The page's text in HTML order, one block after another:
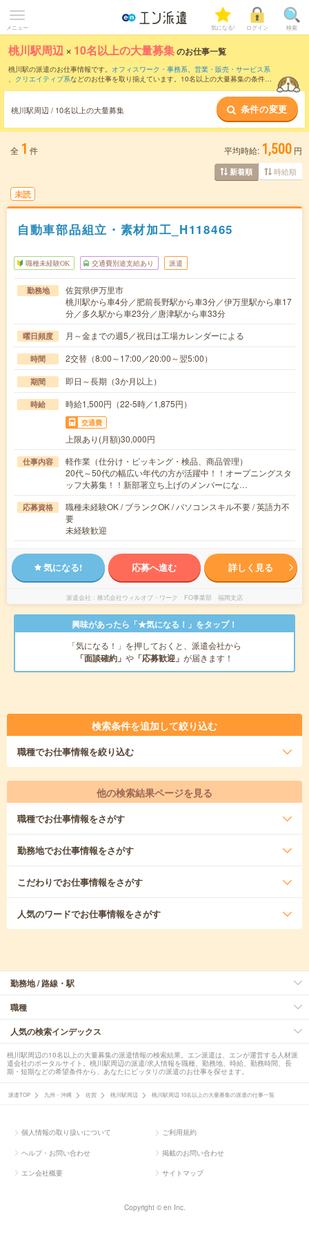
メニュー 気になる! ログイン 検索
桃川駅周辺 × 10名以上の大量募集のお仕事一覧
桃川駅の派遣のお仕事情報です。 オフィスワーク・事務系、 営業・販売・サービス系
、 クリエイティブ系などのお仕事を取り揃えています。10名以上の大量募集の条件の
桃川駅周辺 / 10名以上の大量募集 条件の変更
全 1 件 平均時給: 1,500 円
新着順 時給順
未読
自動車部品組立・素材加工_H118465
職種未経験OK 交通費別途支給あり 派遣
勤務地
佐賀県伊万里市
桃川駅から車4分／肥前長野駅から車3分／伊万里駅から車17
分／多久駅から車23分／唐津駅から車33分
曜日頻度 月～金までの週5／祝日は工場カレンダーによる
時間 2交替（8:00～17:00／20:00～翌5:00）
期間 即日～長期（3か月以上）
時給 時給1,500円（22-5時／1,875円）
交通費
上限あり(月額)30,000円
仕事内容
軽作業（仕分け・ピッキング・検品、商品管理）
20代～50代の幅広い年代の方が活躍中！！オープニングスタ
ッフ大募集！！新部署立ち上げのメンバーにな…
応募資格
職種未経験OK / ブランクOK / パソコンスキル不要 / 英語力不
要
未経験歓迎
気になる! 応募へ進む 詳しく見る
派遣会社 株式会社ウィルオブ・ワーク FO事業部 福岡支店
興味があったら「★気になる！」をタップ！
「気になる！」を押しておくと、派遣会社から
「面談確約」 や 「応募歓迎」 が届きます！
検索条件を追加して絞り込む
職種でお仕事情報を絞り込む
他の検索結果ページを見る
職種でお仕事情報をさがす
勤務地でお仕事情報をさがす
こだわりでお仕事情報をさがす
人気のワードでお仕事情報をさがす
勤務地 / 路線・駅
職種
人気の検索インデックス
桃川駅周辺の10名以上の大量募集の派遣情報の検索結果。エン派遣は、エンが運営する人材派
遣会社のポータルサイト。桃川駅周辺の派遣/求人情報を職種、勤務地、時給、勤務時間、長
期・短期などの希望条件から、あなたにピッタリの派遣のお仕事を探せます。
派遣TOP 九州・沖縄 佐賀 桃川駅周辺 桃川駅周辺 10名以上の大量募集の派遣の仕事一覧
個人情報の取り扱いについて ご利用規約
ヘルプ・お問い合わせ 掲載のお問い合わせ
エン会社概要 サイトマップ
Copyright © en Inc.